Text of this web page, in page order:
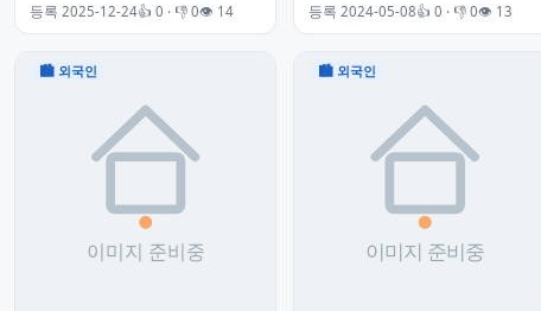
등록 2025-12-24👍 0 · 👎 0👁 14 등록 2024-05-08👍 0 · 👎 0👁 13
🏙 외국인 🏙 외국인